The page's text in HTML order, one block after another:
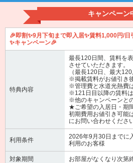
キャンペーン
🎉即割✨9月下旬まで即入居✨賃料1,000円/日
✨キャンペーン🎉
特典内容
最長120日間、賃料を
させていただきます。
（最長120日、最大
※掲載賃料がお値引き
※管理費と水道光熱費
※121日目以降の賃料は
※他のキャンペーンと
★ご希望の入居日・期
初期費用お値引き可能
にお問い合わせください
利用条件
2026年9月30日までに
利用のお客様
対象期間 お部屋がなくなり次第